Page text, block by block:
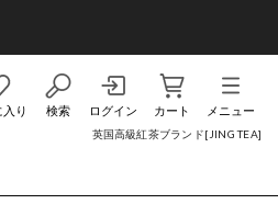
英国高級紅茶ブランド[JING TEA]
入り 検索 ログイン カート メニュー